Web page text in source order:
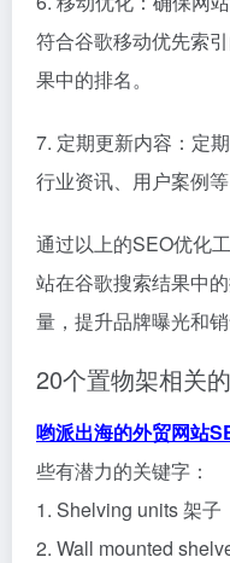
符合谷歌移动优先索
果中的排名。
7. 定期更新内容：定
行业资讯、用户案例
通过以上的SEO优化
站在谷歌搜索结果中
量，提升品牌曝光和销
20个置物架相关
哟派出海的外贸网站
些有潜力的关键字：
1. Shelving units 架子
2. Wall mounted